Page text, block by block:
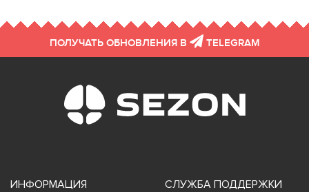
ПОЛУЧАТЬ ОБНОВЛЕНИЯ В TELEGRAM
ИНФОРМАЦИЯ СЛУЖБА ПОДДЕРЖКИ